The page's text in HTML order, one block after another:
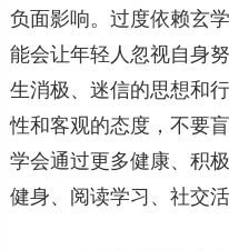
负面影响。过度依赖玄
能会让年轻人忽视自身
生消极、迷信的思想和
性和客观的态度，不要
学会通过更多健康、积
健身、阅读学习、社交活